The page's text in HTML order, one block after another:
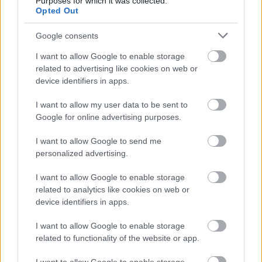
Opted Out
Google consents
I want to allow Google to enable storage
related to advertising like cookies on web or
device identifiers in apps.
I want to allow my user data to be sent to
Google for online advertising purposes.
I want to allow Google to send me
personalized advertising.
I want to allow Google to enable storage
related to analytics like cookies on web or
device identifiers in apps.
I want to allow Google to enable storage
related to functionality of the website or app.
választ, hangulatot teremt. Maga az együttlét
élménye már jóval azelőtt elkezdődik, hogy
csinálom, csak éttermi közegben.
Inkább talán az változik, hogy ez a folyamat most
nem egy teljesen zárt térben történik. Ha átmész
házigazda eltűnik egy ajtó mögött, aztán néha kijön
egy tányérral. Közben ott van, készülődik, főz,
Én is valami ilyesmit szerettem volna létrehozni.
„frontemberré” váljak, vagy hogy az asztalok között
járjak egész este. Ugyanúgy a konyha és az ételek
maradnak a középpontban. Csak most van lehetőség
arra, hogy aki kíváncsi rá, az közelebb jöhessen
ehhez az egészhez.
Ha valaki odajön hozzám, akkor együtt tudunk